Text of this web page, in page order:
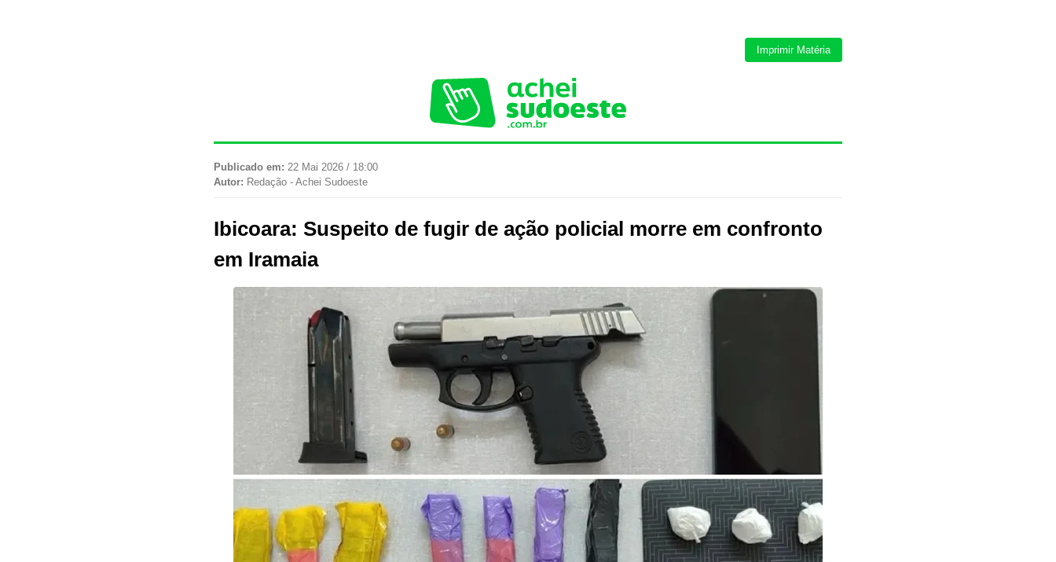
Imprimir Matéria
Publicado em: 22 Mai 2026 / 18:00
Autor: Redação - Achei Sudoeste
Ibicoara: Suspeito de fugir de ação policial morre em confronto
em Iramaia